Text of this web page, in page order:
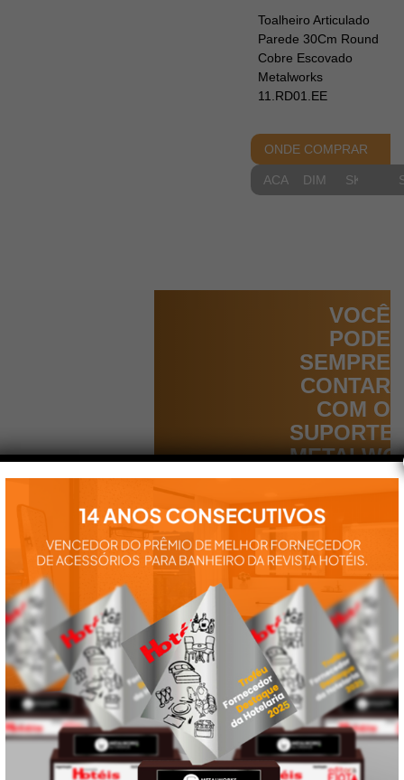
Toalheiro Articulado
Parede 30Cm Round
Cobre Escovado
Metalworks
11.RD01.EE
ONDE COMPRAR
ACABAMENTOS
DIMENSIONAIS
VOCÊ
PODE
SEMPRE
CONTAR
COM O
SUPORTE
encontra tudo
para a
instalação e
utilização de
produtos:
manuais,
vídeos,
catálogos e
tudo mais que
precisa.
VEJA